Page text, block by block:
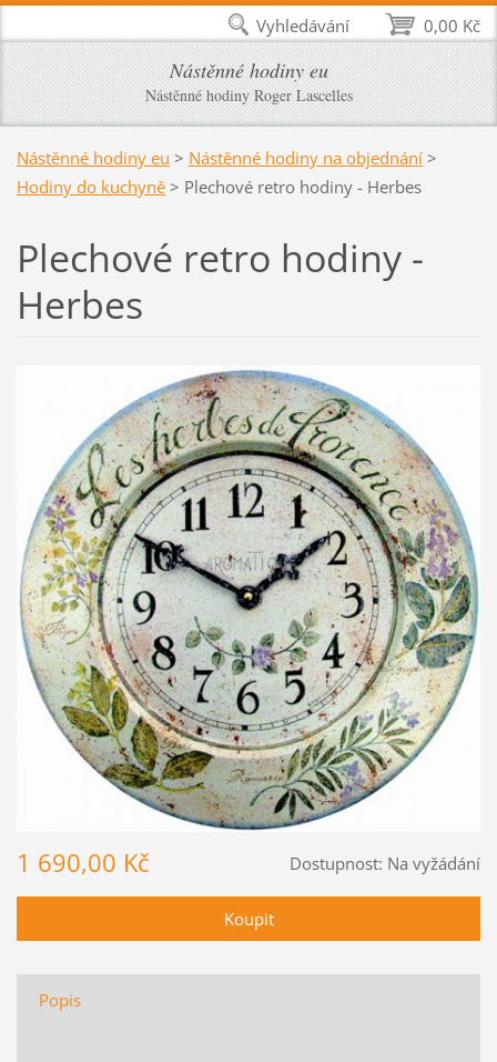
Nástěnné hodiny eu
Nástěnné hodiny Roger Lascelles
Nástěnné hodiny eu > Nástěnné hodiny na objednání >
Hodiny do kuchyně > Plechové retro hodiny - Herbes
Plechové retro hodiny -
Herbes
Dostupnost: Na vyžádání
1 690,00 Kč
Popis
0,00 Kč
Vyhledávání